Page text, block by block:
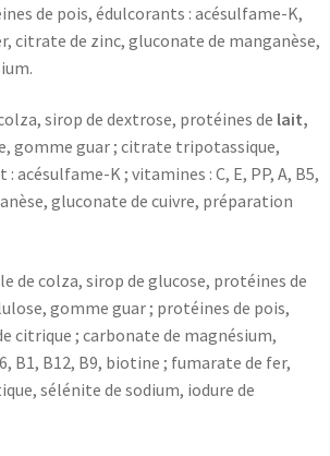
de pois, édulcorants : acésulfame-K,
citrate de zinc, gluconate de manganèse,
sirop de dextrose, protéines de lait,
gomme guar ; citrate tripotassique,
K ; vitamines : C, E, PP, A, B5,
gluconate de cuivre, préparation
de colza, sirop de glucose, protéines de
gomme guar ; protéines de pois,
citrique ; carbonate de magnésium,
B1, B12, B9, biotine ; fumarate de fer,
sélénite de sodium, iodure de